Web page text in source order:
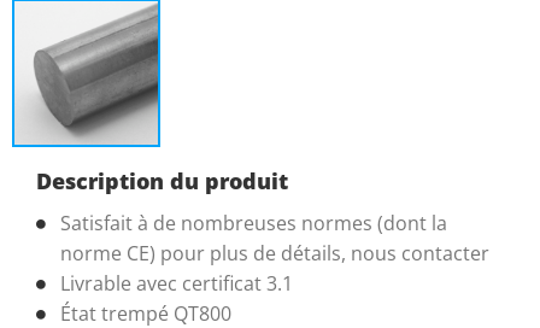
Description du produit
Satisfait à de nombreuses normes (dont la
norme CE) pour plus de détails, nous contacter
Livrable avec certificat 3.1
État trempé QT800